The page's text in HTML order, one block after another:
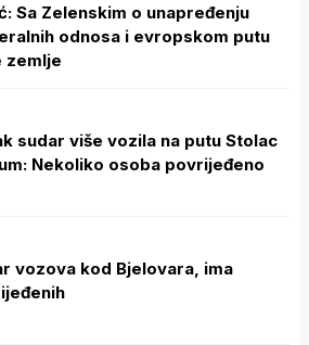
Sa Zelenskim o unapređenju
odnosa i evropskom putu
zemlje
sudar više vozila na putu Stolac
Nekoliko osoba povrijeđeno
vozova kod Bjelovara, ima